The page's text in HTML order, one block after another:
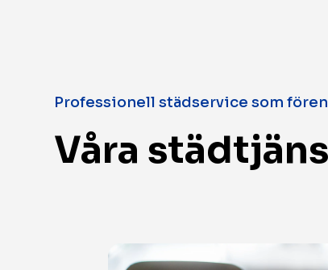
Professionell städservice som
Våra